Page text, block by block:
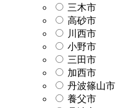
三木市
高砂市
川西市
小野市
三田市
加西市
丹波篠山市
養父市